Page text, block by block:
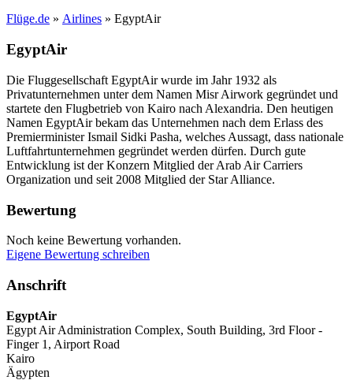
Flüge.de » Airlines » EgyptAir
EgyptAir
Die Fluggesellschaft EgyptAir wurde im Jahr 1932 als
Privatunternehmen unter dem Namen Misr Airwork gegründet und
startete den Flugbetrieb von Kairo nach Alexandria. Den heutigen
Namen EgyptAir bekam das Unternehmen nach dem Erlass des
Premierminister Ismail Sidki Pasha, welches Aussagt, dass nationale
Luftfahrtunternehmen gegründet werden dürfen. Durch gute
Entwicklung ist der Konzern Mitglied der Arab Air Carriers
Organization und seit 2008 Mitglied der Star Alliance.
Bewertung
Noch keine Bewertung vorhanden.
Eigene Bewertung schreiben
Anschrift
EgyptAir
Egypt Air Administration Complex, South Building, 3rd Floor -
Finger 1, Airport Road
Kairo
Ägypten